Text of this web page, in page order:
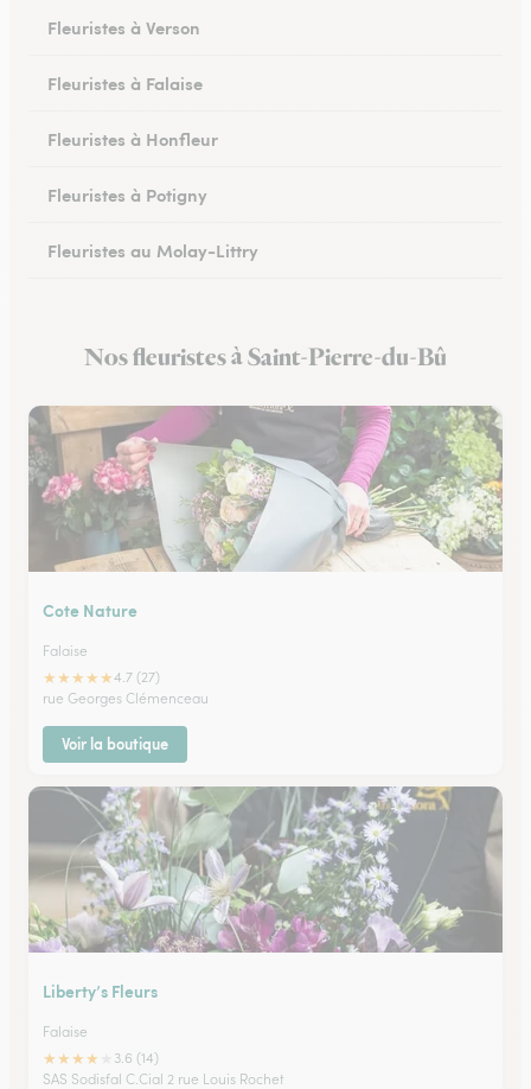
Fleuristes à Verson
Fleuristes à Falaise
Fleuristes à Honfleur
Fleuristes à Potigny
Fleuristes au Molay-Littry
Fleuristes à Saint-Martin-de-Fontenay
Nos fleuristes à Saint-Pierre-du-Bû
Cote Nature
Falaise
★★★★★4.7 (27)
rue Georges Clémenceau
Voir la boutique
Liberty’s Fleurs
Falaise
★★★★
3.6 (14)
SAS Sodisfal C.Cial 2 rue Louis Rochet